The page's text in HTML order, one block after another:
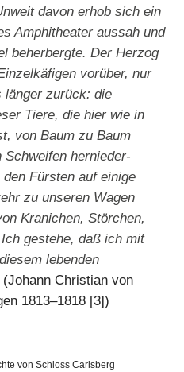
davon erhob sich ein
Amphitheater aussah und
beherbergte. Der Herzog
vorüber, nur
länger zurück: die
Tiere, die hier wie in
von Baum zu Baum
Schweifen hernieder­
Fürsten auf einige
zu unseren Wagen
Kra­nichen, Störchen,
gestehe, daß ich mit
lebenden
(Johann Christian von
1813–1818 [3])
von Schloss Carlsberg